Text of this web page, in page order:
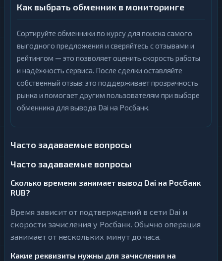
Как выбрать обменник в мониторинге
Сортируйте обменники по курсу для поиска самого
выгодного предложения и сверяйтесь с отзывами и
рейтингом — это позволяет оценить скорость работы
и надёжность сервиса. После сделки оставляйте
собственный отзыв: это поддерживает прозрачность
рынка и помогает другим пользователям при выборе
обменника для вывода Dai на Росбанк.
Часто задаваемые вопросы
Часто задаваемые вопросы
Сколько времени занимает вывод Dai на Росбанк
RUB?
Время зависит от подтверждений в сети Dai и
скорости зачисления у Росбанк. Обычно операция
занимает от нескольких минут до часа.
Какие реквизиты нужны для зачисления на